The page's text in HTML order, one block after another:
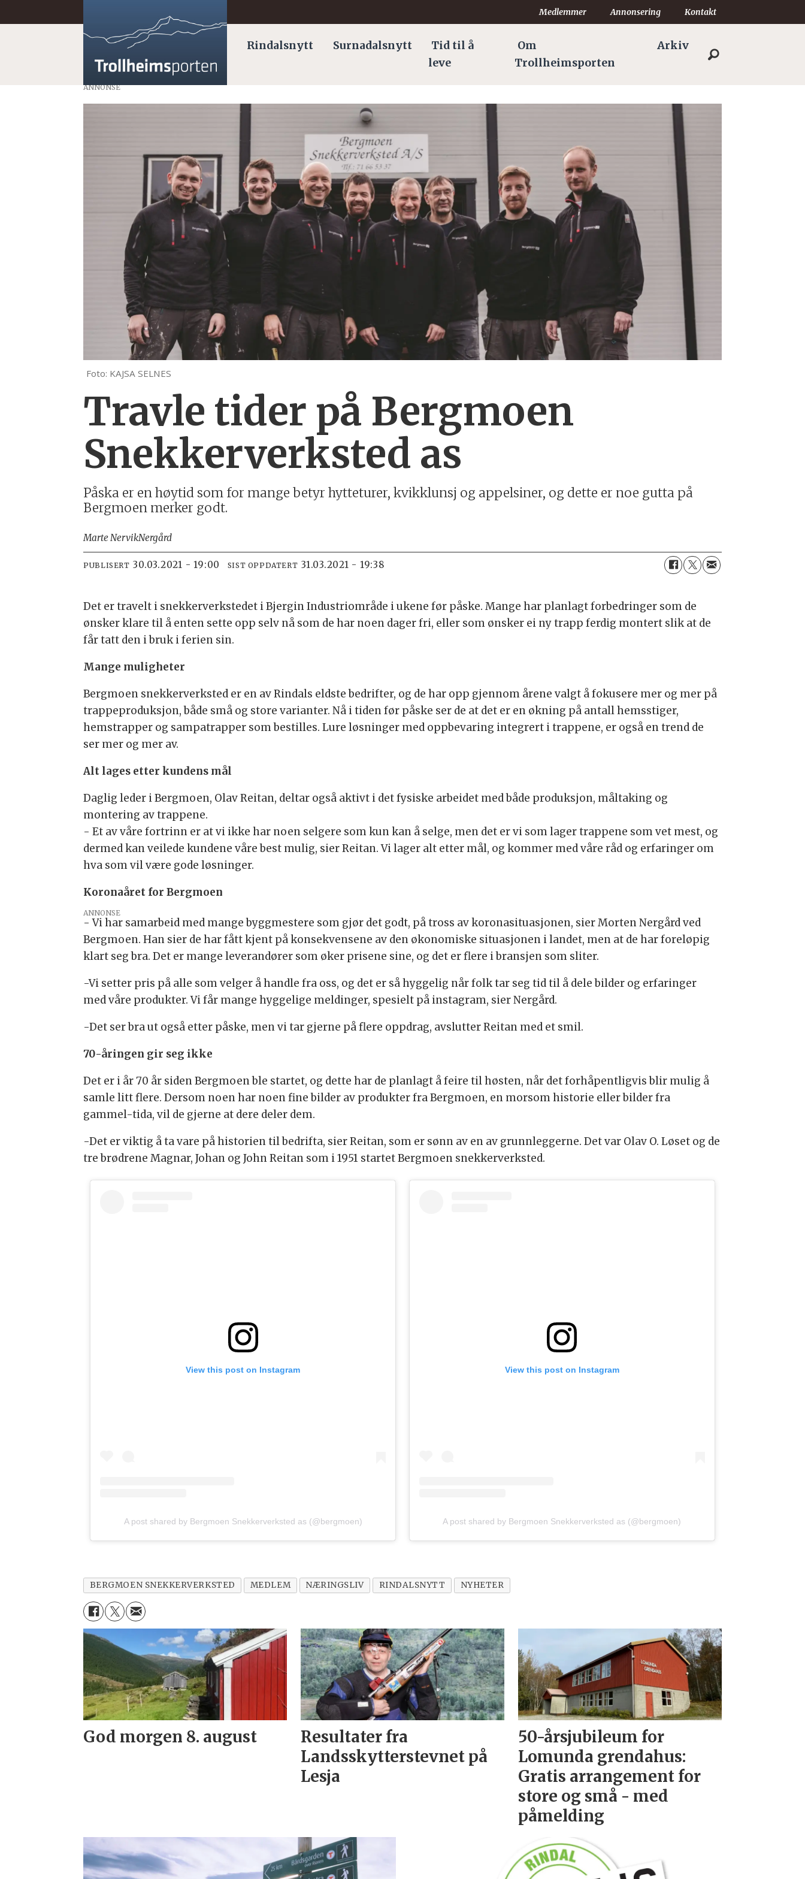
Medlemmer Annonsering Kontakt
Rindalsnytt Surnadalsnytt
Tid til å
leve
Om
Trollheimsporten
Arkiv
ANNONSE
Foto: KAJSA SELNES
Travle tider på Bergmoen
Snekkerverksted as
Påska er en høytid som for mange betyr hytteturer, kvikklunsj og appelsiner, og dette er noe gutta på
Bergmoen merker godt.
Marte NervikNergård
PUBLISERT 30.03.2021 - 19:00 SIST OPPDATERT 31.03.2021 - 19:38
Det er travelt i snekkerverkstedet i Bjergin Industriområde i ukene før påske. Mange har planlagt forbedringer som de
ønsker klare til å enten sette opp selv nå som de har noen dager fri, eller som ønsker ei ny trapp ferdig montert slik at de
får tatt den i bruk i ferien sin.
Mange muligheter
Bergmoen snekkerverksted er en av Rindals eldste bedrifter, og de har opp gjennom årene valgt å fokusere mer og mer på
trappeproduksjon, både små og store varianter. Nå i tiden før påske ser de at det er en økning på antall hemsstiger,
hemstrapper og sampatrapper som bestilles. Lure løsninger med oppbevaring integrert i trappene, er også en trend de
ser mer og mer av.
Alt lages etter kundens mål
Daglig leder i Bergmoen, Olav Reitan, deltar også aktivt i det fysiske arbeidet med både produksjon, måltaking og
montering av trappene.
- Et av våre fortrinn er at vi ikke har noen selgere som kun kan å selge, men det er vi som lager trappene som vet mest, og
dermed kan veilede kundene våre best mulig, sier Reitan. Vi lager alt etter mål, og kommer med våre råd og erfaringer om
hva som vil være gode løsninger.
Koronaåret for Bergmoen
ANNONSE
- Vi har samarbeid med mange byggmestere som gjør det godt, på tross av koronasituasjonen, sier Morten Nergård ved
Bergmoen. Han sier de har fått kjent på konsekvensene av den økonomiske situasjonen i landet, men at de har foreløpig
klart seg bra. Det er mange leverandører som øker prisene sine, og det er flere i bransjen som sliter.
-Vi setter pris på alle som velger å handle fra oss, og det er så hyggelig når folk tar seg tid til å dele bilder og erfaringer
med våre produkter. Vi får mange hyggelige meldinger, spesielt på instagram, sier Nergård.
-Det ser bra ut også etter påske, men vi tar gjerne på flere oppdrag, avslutter Reitan med et smil.
70-åringen gir seg ikke
Det er i år 70 år siden Bergmoen ble startet, og dette har de planlagt å feire til høsten, når det forhåpentligvis blir mulig å
samle litt flere. Dersom noen har noen fine bilder av produkter fra Bergmoen, en morsom historie eller bilder fra
gammel-tida, vil de gjerne at dere deler dem.
-Det er viktig å ta vare på historien til bedrifta, sier Reitan, som er sønn av en av grunnleggerne. Det var Olav O. Løset og de
tre brødrene Magnar, Johan og John Reitan som i 1951 startet Bergmoen snekkerverksted.
View this post on Instagram
A post shared by Bergmoen Snekkerverksted as (@bergmoen)
View this post on Instagram
A post shared by Bergmoen Snekkerverksted as (@bergmoen)
BERGMOEN SNEKKERVERKSTED MEDLEM NÆRINGSLIV RINDALSNYTT NYHETER
God morgen 8. august
Resultater fra
Landsskytterstevnet på
Lesja
50-årsjubileum for
Lomunda grendahus:
Gratis arrangement for
store og små - med
påmelding